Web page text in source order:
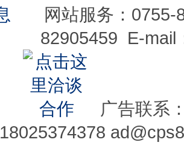
网站服务：0755-
82905459 E-mail
广告联系
18025374378